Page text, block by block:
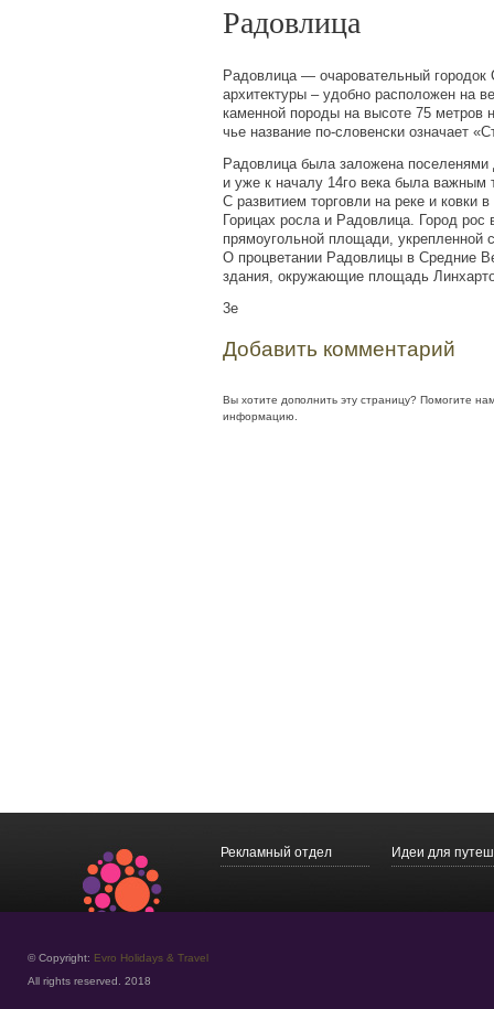
Радовлица
Радовлица — очаровательный городок
архитектуры – удобно расположен на
каменной породы на высоте 75 метров
чье название по-словенски означает «
Радовлица была заложена поселенями
и уже к началу 14го века была важным
С развитием торговли на реке и ковки
Горицах росла и Радовлица. Город рос
прямоугольной площади,
О процветании Радовлицы в Средние
здания, окружающие площадь
3e
Добавить комментарий
Вы хотите дополнить эту страницу? Помогите
информацию.
Рекламный отдел Идеи для
© Copyright: Evro Holidays & Travel
All rights reserved. 2018